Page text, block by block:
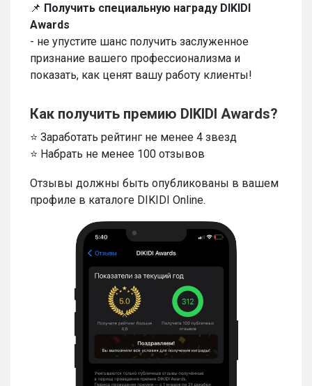
📌 Получить специальную награду DIKIDI
Awards
- не упустите шанс получить заслуженное
признание вашего профессионализма и
показать, как ценят вашу работу клиенты!
Как получить премию DIKIDI Awards?
⭐ Заработать рейтинг не менее 4 звезд
⭐ Набрать не менее 100 отзывов
Отзывы должны быть опубликованы в вашем
профиле в каталоге DIKIDI Online.